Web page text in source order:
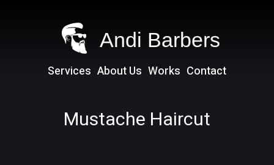
Andi Barbers
Services About Us Works Contact
Mustache Haircut